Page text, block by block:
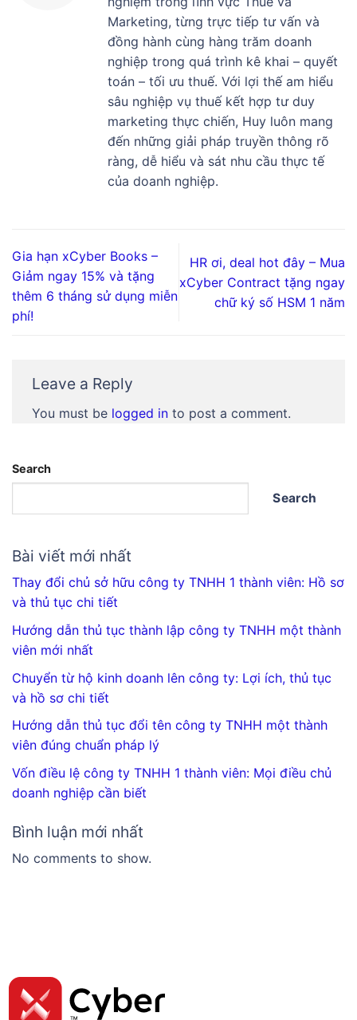
Marketing, từng trực tiếp tư vấn và
đồng hành cùng hàng trăm doanh
nghiệp trong quá trình kê khai – quyết
toán – tối ưu thuế. Với lợi thế am hiểu
sâu nghiệp vụ thuế kết hợp tư duy
marketing thực chiến, Huy luôn mang
đến những giải pháp truyền thông rõ
ràng, dễ hiểu và sát nhu cầu thực tế
của doanh nghiệp.
Gia hạn xCyber Books –
Giảm ngay 15% và tặng
thêm 6 tháng sử dụng miễn
phí!
HR ơi, deal hot đây – Mua
xCyber Contract tặng ngay
chữ ký số HSM 1 năm
Leave a Reply
You must be logged in to post a comment.
Search
Search
Bài viết mới nhất
Thay đổi chủ sở hữu công ty TNHH 1 thành viên: Hồ sơ
và thủ tục chi tiết
Hướng dẫn thủ tục thành lập công ty TNHH một thành
viên mới nhất
Chuyển từ hộ kinh doanh lên công ty: Lợi ích, thủ tục
và hồ sơ chi tiết
Hướng dẫn thủ tục đổi tên công ty TNHH một thành
viên đúng chuẩn pháp lý
Vốn điều lệ công ty TNHH 1 thành viên: Mọi điều chủ
doanh nghiệp cần biết
Bình luận mới nhất
No comments to show.